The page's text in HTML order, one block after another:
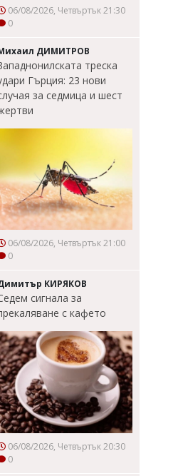
06/08/2026, Четвъртък 21:30
0
ДИМИТРОВ
треска
Гърция: 23 нови
за седмица и шест
06/08/2026, Четвъртък 21:00
0
КИРЯКОВ
сигнала за
с кафето
06/08/2026, Четвъртък 20:30
0